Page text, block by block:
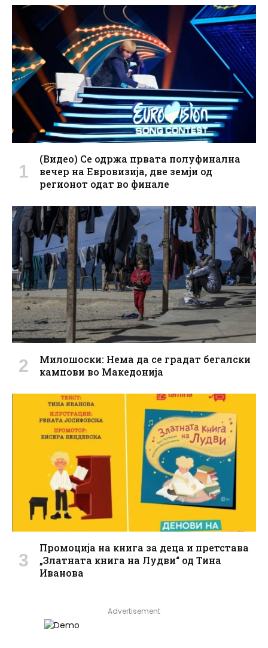
(Видео) Се одржа првата полуфинална
вечер на Евровизија, две земји од
регионот одат во финале
Милошоски: Нема да се градат бегалски
кампови во Македонија
Промоција на книга за деца и претстава
„Златната книга на Лудви“ од Тина
Иванова
Advertisement